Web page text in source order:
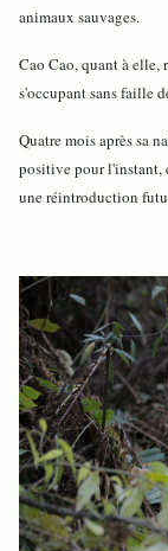
animaux sauvages.
Cao Cao, quant à elle,
s'occupant sans faille
Quatre mois après sa
positive pour l'instant,
une réintroduction